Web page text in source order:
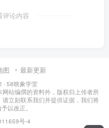
评论内容
图 最新更新
· 58映象学堂
站编撰的资料外，版权归上传者所
立刻联系我们并提供证据，我们将
以改正。
号-4